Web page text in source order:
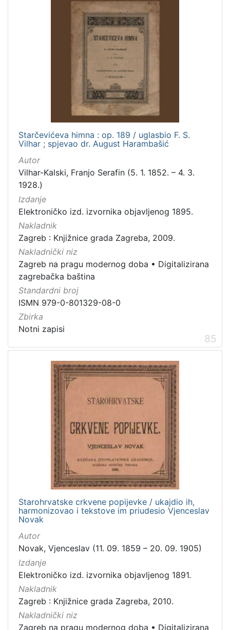
Starčevićeva himna : op. 189 / uglasbio F. S.
Vilhar ; spjevao dr. August Harambašić
Autor
Vilhar-Kalski, Franjo Serafin (5. 1. 1852. – 4. 3.
1928.)
Izdanje
Elektroničko izd. izvornika objavljenog 1895.
Nakladnik
Zagreb : Knjižnice grada Zagreba, 2009.
Nakladnički niz
Zagreb na pragu modernog doba • Digitalizirana
zagrebačka baština
Standardni broj
ISMN 979-0-801329-08-0
Zbirka
Notni zapisi
85
Starohrvatske crkvene popijevke / ukajdio ih,
harmonizovao i tekstove im priudesio Vjenceslav
Novak
Autor
Novak, Vjenceslav (11. 09. 1859 – 20. 09. 1905)
Izdanje
Elektroničko izd. izvornika objavljenog 1891.
Nakladnik
Zagreb : Knjižnice grada Zagreba, 2010.
Nakladnički niz
Zagreb na pragu modernog doba • Digitalizirana